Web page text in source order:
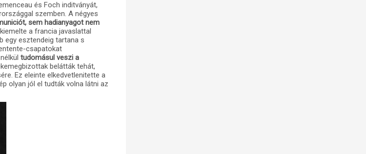
és Foch inditványát,
szemben. A négyes
sem hadianyagot nem
a francia javaslattal
egy esztendeig tartana s
csapatokat
tudomásul veszi a
belátták tehát,
Ez eleinte elkedvetlenitette a
olyan jól el tudták volna látni az